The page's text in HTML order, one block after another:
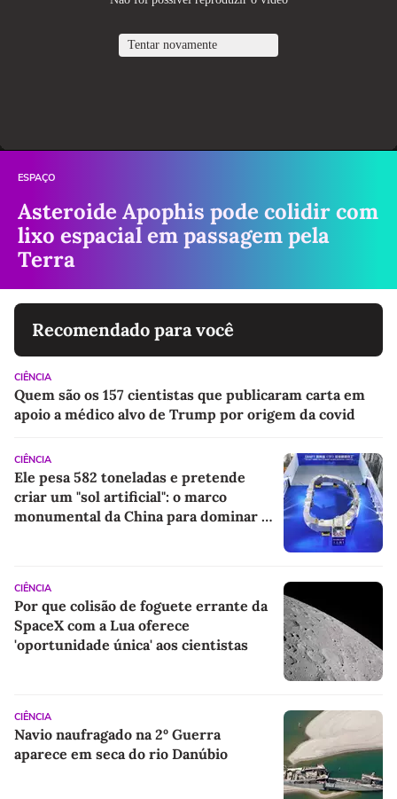
ESPAÇO
Asteroide Apophis pode colidir com
lixo espacial em passagem pela
Terra
Recomendado para você
CIÊNCIA
Quem são os 157 cientistas que publicaram carta em
apoio a médico alvo de Trump por origem da covid
CIÊNCIA
Ele pesa 582 toneladas e pretende
criar um "sol artificial": o marco
monumental da China para dominar a
CIÊNCIA
Por que colisão de foguete errante da
SpaceX com a Lua oferece
'oportunidade única' aos cientistas
CIÊNCIA
Navio naufragado na 2º Guerra
aparece em seca do rio Danúbio